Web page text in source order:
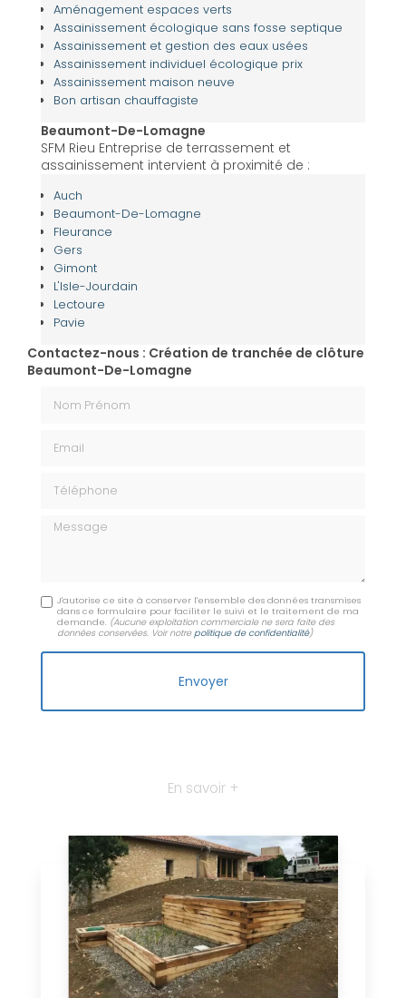
Aménagement espaces verts
Assainissement écologique sans fosse septique
Assainissement et gestion des eaux usées
Assainissement individuel écologique prix
Assainissement maison neuve
Bon artisan chauffagiste
Beaumont-De-Lomagne
SFM Rieu Entreprise de terrassement et
assainissement intervient à proximité de :
Auch
Beaumont-De-Lomagne
Fleurance
Gers
Gimont
L'Isle-Jourdain
Lectoure
Pavie
Contactez-nous : Création de tranchée de clôture
Beaumont-De-Lomagne
Message
J'autorise ce site à conserver l'ensemble des données transmises
dans ce formulaire pour faciliter le suivi et le traitement de ma
demande. (Aucune exploitation commerciale ne sera faite des
données conservées. Voir notrepolitique de confidentialité)
En savoir +